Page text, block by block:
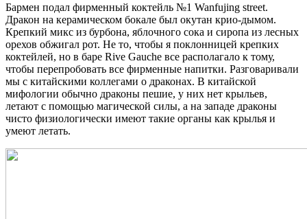
Бармен подал фирменный коктейль №1 Wanfujing street.
Дракон на керамическом бокале был окутан крио-дымом.
Крепкий микс из бурбона, яблочного сока и сиропа из лесных
орехов обжигал рот. Не то, чтобы я поклонницей крепких
коктейлей, но в баре Rive Gauche все располагало к тому,
чтобы перепробовать все фирменные напитки. Разговаривали
мы с китайскими коллегами о драконах. В китайской
мифологии обычно драконы пешие, у них нет крыльев,
летают с помощью магической силы, а на западе драконы
чисто физиологически имеют такие органы как крылья и
умеют летать.